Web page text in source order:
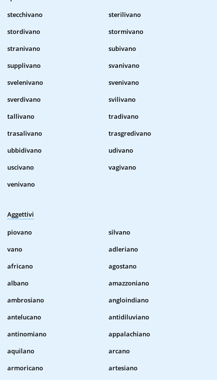
stecchivano
sterilivano
stordivano
stormivano
stranivano
subivano
supplivano
svanivano
svelenivano
svenivano
sverdivano
svilivano
tallivano
tradivano
trasalivano
trasgredivano
ubbidivano
udivano
uscivano
vagivano
venivano
Aggettivi
piovano
silvano
vano
adleriano
africano
agostano
albano
amazzoniano
ambrosiano
angloindiano
antelucano
antidiluviano
antinomiano
appalachiano
aquilano
arcano
armoricano
artesiano